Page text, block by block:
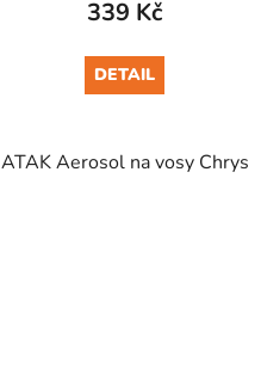
339 Kč
DETAIL
ATAK Aerosol na vosy